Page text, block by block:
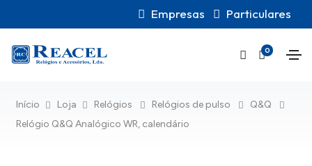
Empresas Particulares
0
Início Loja Relógios Relógios de pulso
Q&Q
Relógio Q&Q Analógico WR, calendário